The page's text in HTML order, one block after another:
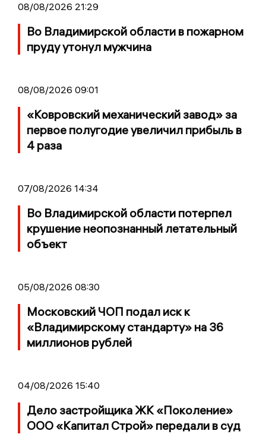
08/08/2026 21:29
Во Владимирской области в пожарном
пруду утонул мужчина
08/08/2026 09:01
«Ковровский механический завод» за
первое полугодие увеличил прибыль в
4 раза
07/08/2026 14:34
Во Владимирской области потерпел
крушение неопознанный летательный
объект
05/08/2026 08:30
Московский ЧОП подал иск к
«Владимирскому стандарту» на 36
миллионов рублей
04/08/2026 15:40
Дело застройщика ЖК «Поколение»
ООО «Капитал Строй» передали в суд